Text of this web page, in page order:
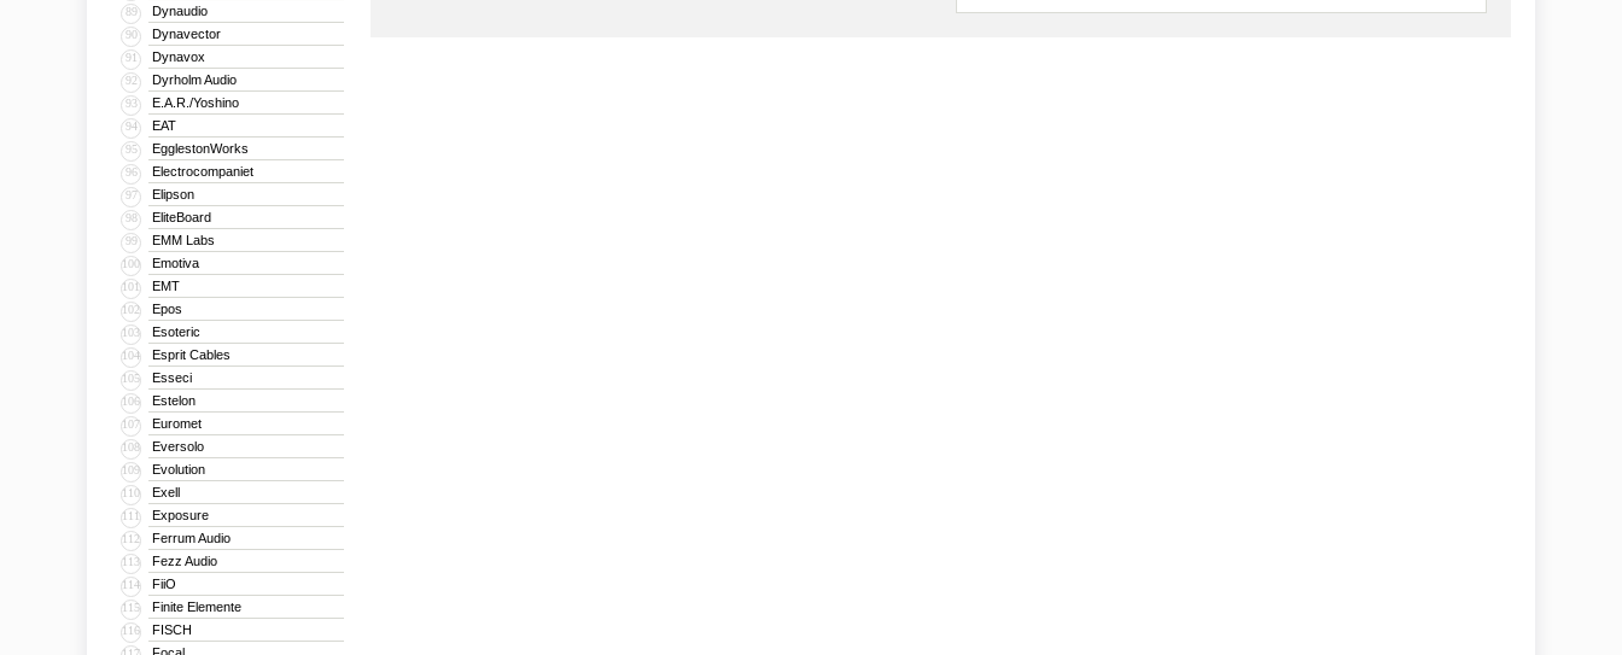
89 Dynaudio
90 Dynavector
91 Dynavox
92 Dyrholm Audio
93 E.A.R./Yoshino
94 EAT
95 EgglestonWorks
96 Electrocompaniet
97 Elipson
98 EliteBoard
99 EMM Labs
100 Emotiva
101 EMT
102 Epos
103 Esoteric
104 Esprit Cables
105 Esseci
106 Estelon
107 Euromet
108 Eversolo
109 Evolution
110 Exell
111 Exposure
112 Ferrum Audio
113 Fezz Audio
114 FiiO
115 Finite Elemente
116 FISCH